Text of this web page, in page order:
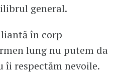
general.
în corp
lung nu putem da
îi respectăm nevoile.